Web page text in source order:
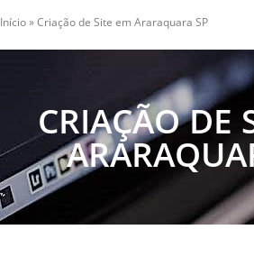
Início»Criação de Site em Araraquara SP
CRIAÇÃO DE